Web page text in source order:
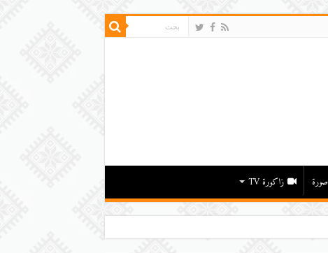
صورة زاكورة TV